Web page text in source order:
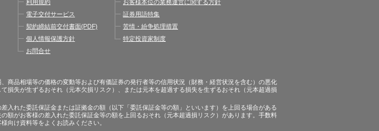
利用規約
電子交付サービス
契約締結前交付書面(PDF)
個人情報保護方針
お問合せ
お客様本位の業務運営に関する方針
証券用語特集
苦情・紛争処理措置
特定投資家制度
商品相場等の価格の変動等および有価証券の発行者等の信用状況（財務・経営状況を含む）の悪化
損失が生ずるおそれ（元本欠損リスク）、または元本を超過する損失を生ずるおそれ（元本超過損
入れた委託保証金または証拠金の額（以下「委託保証金等の額」といいます）を上回る場合がある
額がお客様の差入れた委託保証金等の額を上回るおそれ（元本超過損リスク）があります。手数料
向け資料等をよくお読みください。